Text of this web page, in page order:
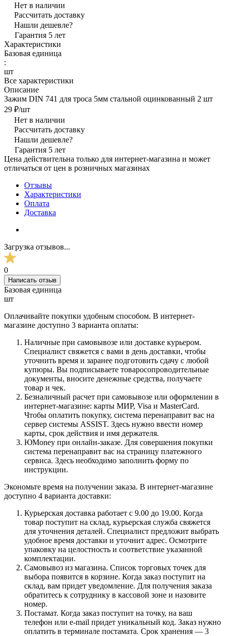
Нет в наличии
Рассчитать доставку
Нашли дешевле?
Гарантия 5 лет
Характеристики
Базовая единица
:
шт
Все характеристики
Описание
Зажим DIN 741 для троса 5мм стальной оцинкованный 2 шт
29 ₽/шт
Нет в наличии
Рассчитать доставку
Нашли дешевле?
Гарантия 5 лет
Цена действительна только для интернет-магазина и может
отличаться от цен в розничных магазинах
Отзывы
Характеристики
Оплата
Доставка
Загрузка отзывов...
0
Написать отзыв
Базовая единица
шт
Оплачивайте покупки удобным способом. В интернет-
магазине доступно 3 варианта оплаты:
Наличные при самовывозе или доставке курьером.
Специалист свяжется с вами в день доставки, чтобы
уточнить время и заранее подготовить сдачу с любой
купюры. Вы подписываете товаросопроводительные
документы, вносите денежные средства, получаете
товар и чек.
Безналичный расчет при самовывозе или оформлении в
интернет-магазине: карты МИР, Visa и MasterCard.
Чтобы оплатить покупку, система перенаправит вас на
сервер системы ASSIST. Здесь нужно ввести номер
карты, срок действия и имя держателя.
ЮMoney при онлайн-заказе. Для совершения покупки
система перенаправит вас на страницу платежного
сервиса. Здесь необходимо заполнить форму по
инструкции.
Экономьте время на получении заказа. В интернет-магазине
доступно 4 варианта доставки:
Курьерская доставка работает с 9.00 до 19.00. Когда
товар поступит на склад, курьерская служба свяжется
для уточнения деталей. Специалист предложит выбрать
удобное время доставки и уточнит адрес. Осмотрите
упаковку на целостность и соответствие указанной
комплектации.
Самовывоз из магазина. Список торговых точек для
выбора появится в корзине. Когда заказ поступит на
склад, вам придет уведомление. Для получения заказа
обратитесь к сотруднику в кассовой зоне и назовите
номер.
Постамат. Когда заказ поступит на точку, на ваш
телефон или e-mail придет уникальный код. Заказ нужно
оплатить в терминале постамата. Срок хранения — 3